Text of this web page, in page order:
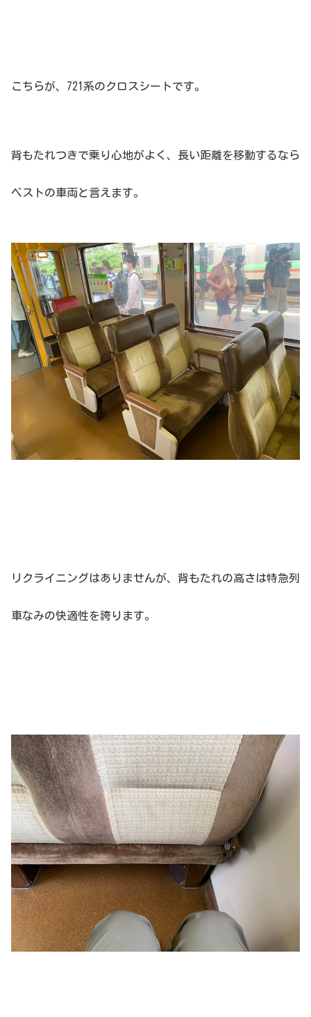
こちらが、721系のクロスシートです。
背もたれつきで乗り心地がよく、長い距離を移動するなら
ベストの車両と言えます。
リクライニングはありませんが、背もたれの高さは特急列
車なみの快適性を誇ります。